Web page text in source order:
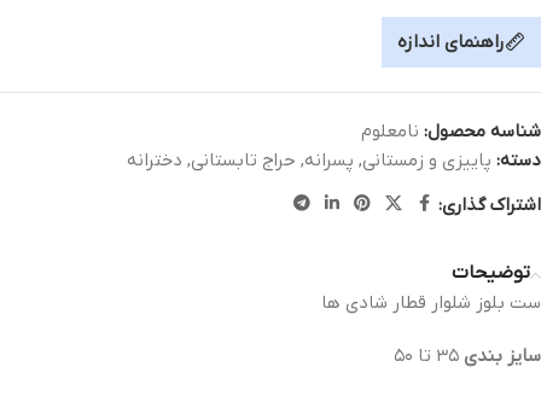
راهنمای اندازه
شناسه محصول: نامعلوم
دسته: پاییزی و زمستانی, پسرانه, حراج تابستانی, دخترانه
اشتراک گذاری:
توضیحات
ست بلوز شلوار قطار شادی ها
سایز بندی